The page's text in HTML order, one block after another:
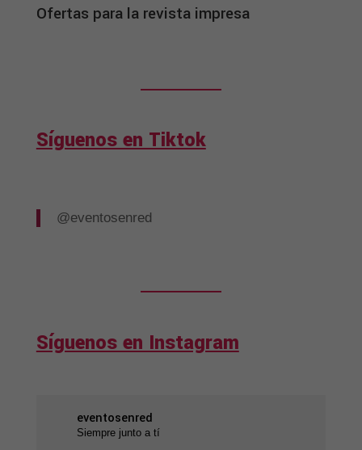
Ofertas para la revista impresa
Síguenos en Tiktok
@eventosenred
Síguenos en Instagram
eventosenred
Siempre junto a tí